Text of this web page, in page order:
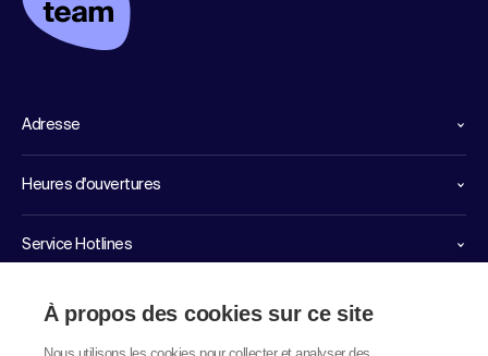
Adresse
Heures d'ouvertures
Service Hotlines
Liens importants
À propos des cookies sur ce site